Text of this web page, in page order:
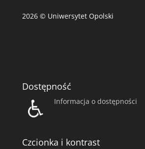
2026© Uniwersytet Opolski
Dostępność
Informacja o dostępności
Czcionka i kontrast